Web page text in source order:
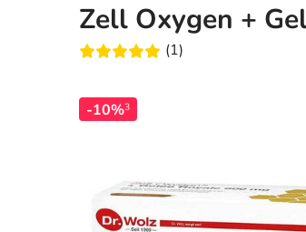
Zell Oxygen +
(1)
-10%3